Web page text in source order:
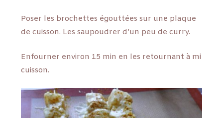
Poser les brochettes égouttées sur une plaque
de cuisson. Les saupoudrer d’un peu de curry.
Enfourner environ 15 min en les retournant à mi
cuisson.